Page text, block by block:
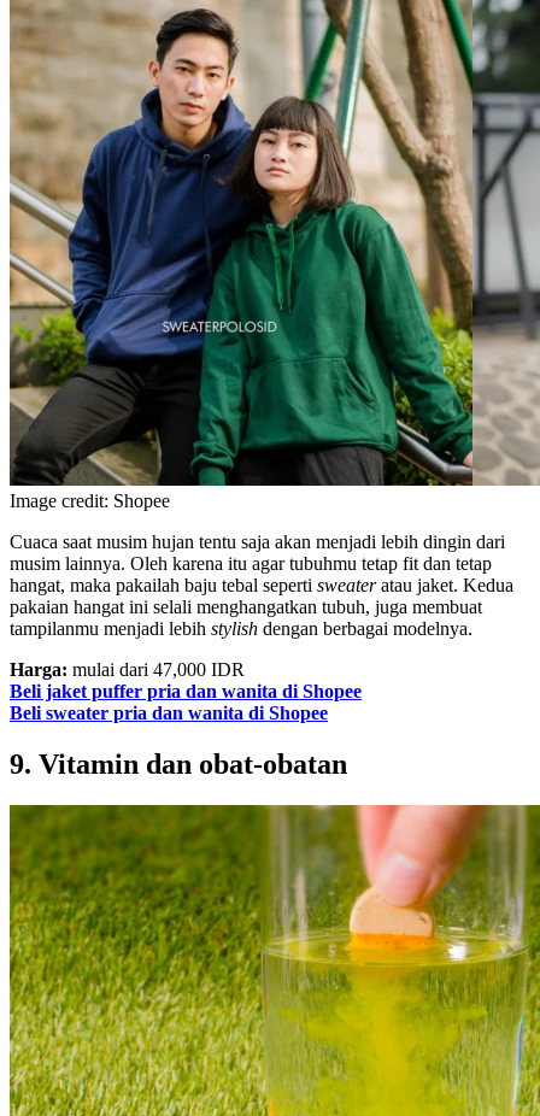
Image credit: Shopee
Cuaca saat musim hujan tentu saja akan menjadi lebih dingin dari
musim lainnya. Oleh karena itu agar tubuhmu tetap fit dan tetap
hangat, maka pakailah baju tebal seperti sweateratau jaket. Kedua
pakaian hangat ini selali menghangatkan tubuh, juga membuat
tampilanmu menjadi lebih stylish dengan berbagai modelnya.
Harga: mulai dari 47,000 IDR
Beli jaket puffer pria dan wanita di Shopee
Beli sweater pria dan wanita di Shopee
9. Vitamin dan obat-obatan